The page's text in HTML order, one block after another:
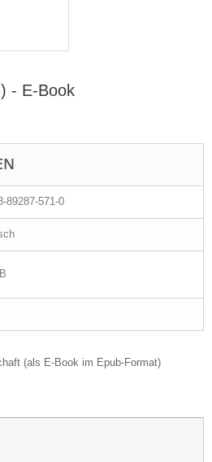
- E-Book
89287-571-0
(als E-Book im Epub-Format)